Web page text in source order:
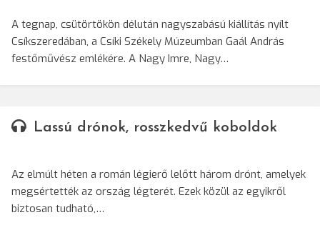
A tegnap, csütörtökön délután nagyszabású kiállítás nyílt
Csíkszeredában, a Csíki Székely Múzeumban Gaál András
festőművész emlékére. A Nagy Imre, Nagy…
Lassú drónok, rosszkedvű koboldok
Az elmúlt héten a román légierő lelőtt három drónt, amelyek
megsértették az ország légterét. Ezek közül az egyikről
biztosan tudható,…